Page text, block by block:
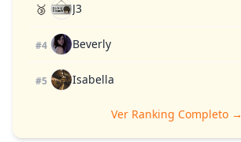
🥉 J3
#4 Beverly
#5 Isabella
Ver Ranking Completo →